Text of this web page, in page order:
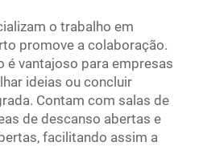
o trabalho em
promove a colaboração.
é vantajoso para empresas
ideias ou concluir
Contam com salas de
de descanso abertas e
facilitando assim a